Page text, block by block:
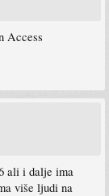
Access
ali i dalje ima
više ljudi na